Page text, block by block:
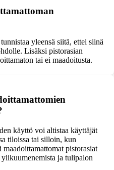
yleensä siitä, ettei siinä
Lisäksi pistorasian
tai ei maadoitusta.
käyttö voi altistaa käyttäjät
tiloissa tai silloin, kun
pistorasiat
ja tulipalon